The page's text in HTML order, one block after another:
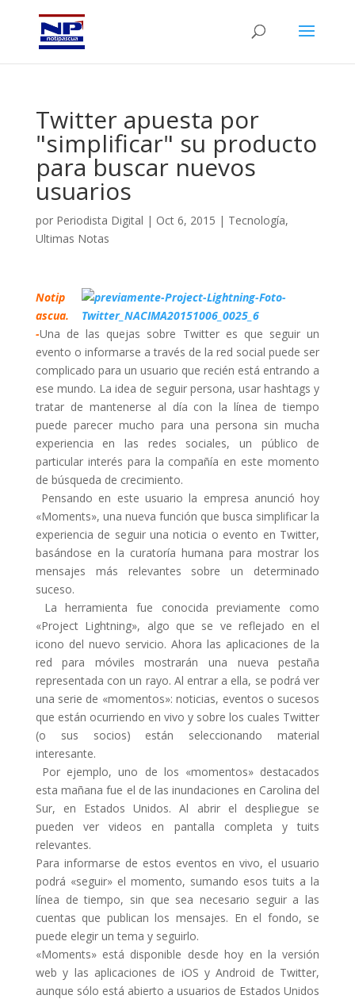
Twitter apuesta por
"simplificar" su producto
para buscar nuevos
usuarios
por Periodista Digital | Oct 6, 2015 | Tecnología,
Ultimas Notas
Notip
ascua.
-Una de las quejas sobre Twitter es que seguir un
evento o informarse a través de la red social puede ser
complicado para un usuario que recién está entrando a
ese mundo. La idea de seguir persona, usar hashtags y
tratar de mantenerse al día con la línea de tiempo
puede parecer mucho para una persona sin mucha
experiencia en las redes sociales, un público de
particular interés para la compañía en este momento
de búsqueda de crecimiento.
Pensando en este usuario la empresa anunció hoy
«Moments», una nueva función que busca simplificar la
experiencia de seguir una noticia o evento en Twitter,
basándose en la curatoría humana para mostrar los
mensajes más relevantes sobre un determinado
suceso.
La herramienta fue conocida previamente como
«Project Lightning», algo que se ve reflejado en el
icono del nuevo servicio. Ahora las aplicaciones de la
red para móviles mostrarán una nueva pestaña
representada con un rayo. Al entrar a ella, se podrá ver
una serie de «momentos»: noticias, eventos o sucesos
que están ocurriendo en vivo y sobre los cuales Twitter
(o sus socios) están seleccionando material
interesante.
Por ejemplo, uno de los «momentos» destacados
esta mañana fue el de las inundaciones en Carolina del
Sur, en Estados Unidos. Al abrir el despliegue se
pueden ver videos en pantalla completa y tuits
relevantes.
Para informarse de estos eventos en vivo, el usuario
podrá «seguir» el momento, sumando esos tuits a la
línea de tiempo, sin que sea necesario seguir a las
cuentas que publican los mensajes. En el fondo, se
puede elegir un tema y seguirlo.
«Moments» está disponible desde hoy en la versión
web y las aplicaciones de iOS y Android de Twitter,
aunque sólo está abierto a usuarios de Estados Unidos